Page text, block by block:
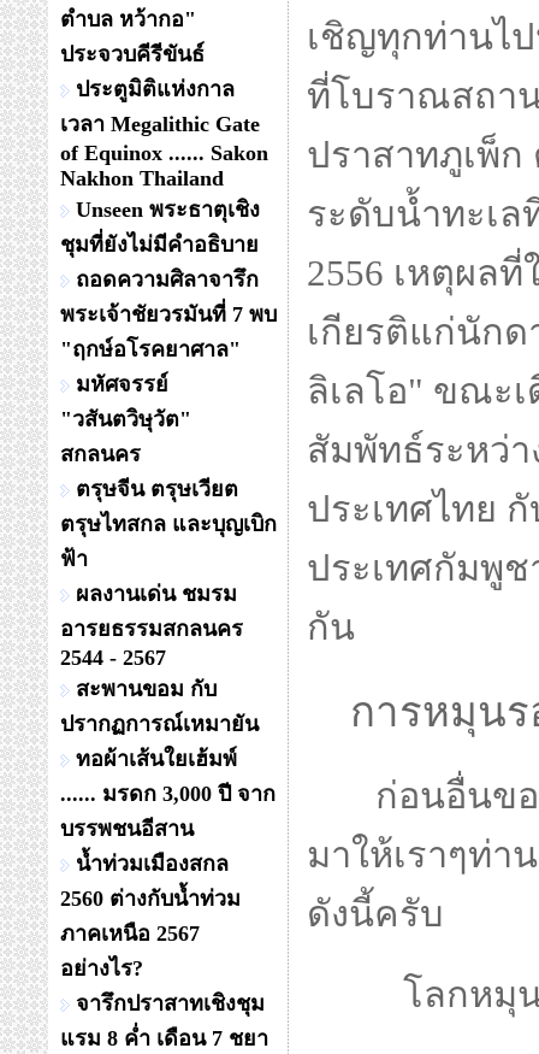
ตำบล หว้ากอ"
ประจวบคีรีขันธ์
ประตูมิติแห่งกาล
เวลา Megalithic Gate
of Equinox ...... Sakon
Nakhon Thailand
Unseen พระธาตุเชิง
ชุมที่ยังไม่มีคำอธิบาย
ถอดความศิลาจารึก
พระเจ้าชัยวรมันที่ 7 พบ
"ฤกษ์อโรคยาศาล"
มหัศจรรย์
"วสันตวิษุวัต"
สกลนคร
ตรุษจีน ตรุษเวียต
ตรุษไทสกล และบุญเบิก
ฟ้า
ผลงานเด่น ชมรม
อารยธรรมสกลนคร
2544 - 2567
สะพานขอม กับ
ปรากฏการณ์เหมายัน
ทอผ้าเส้นใยเฮ้มพ์
...... มรดก 3,000 ปี จาก
บรรพชนอีสาน
น้ำท่วมเมืองสกล
2560 ต่างกับน้ำท่วม
ภาคเหนือ 2567
อย่างไร?
จารึกปราสาทเชิงชุม
แรม 8 ค่ำ เดือน 7 ชยา
เชิญทุกท่านไ
ที่โบราณสถา
ปราสาทภูเพ็ก
ระดับน้ำทะเ
2556 เหตุผล
เกียรติแก่นัก
ลิเลโอ" ขณะเ
สัมพัทธ์ระหว่
ประเทศไทย
ประเทศกัมพูช
กัน
การหมุนร
ก่อนอื่นข
มาให้เราๆท่า
ดังนี้ครับ
โลกหมุนรอ